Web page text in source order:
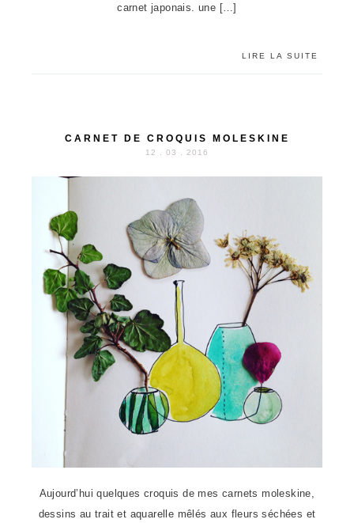
carnet japonais. une […]
LIRE LA SUITE
CARNET DE CROQUIS MOLESKINE
12 . 03 . 2016
Aujourd’hui quelques croquis de mes carnets moleskine,
dessins au trait et aquarelle mêlés aux fleurs séchées et